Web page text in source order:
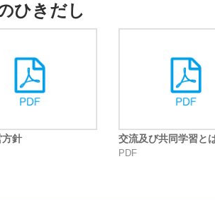
ひきだし
方針 交流及び共同学習と
PDF